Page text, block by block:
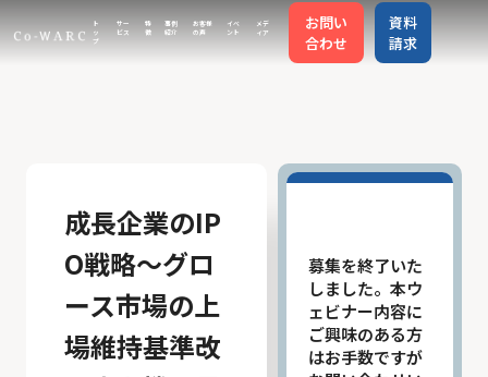
ト
ッ
プ
サー
ビス
特
徴
事例
紹介
お客様
の声
イベ
ント
メデ
ィア
資料
請求
お問い
合わせ
特徴
事例紹介
成長企業のIP
O戦略〜グロ
ース市場の上
場維持基準改
募集を終了いた
しました。本ウ
ェビナー内容に
ご興味のある方
はお手数ですが